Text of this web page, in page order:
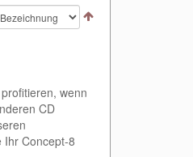
wenn
CD
Ihr Concept-8